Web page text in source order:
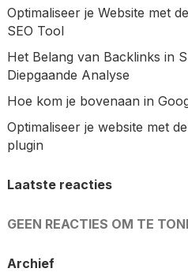
Optimaliseer je Website met
SEO Tool
Het Belang van Backlinks in
Diepgaande Analyse
Hoe kom je bovenaan in
Optimaliseer je website met
plugin
Laatste reacties
GEEN REACTIES OM TE
Archief